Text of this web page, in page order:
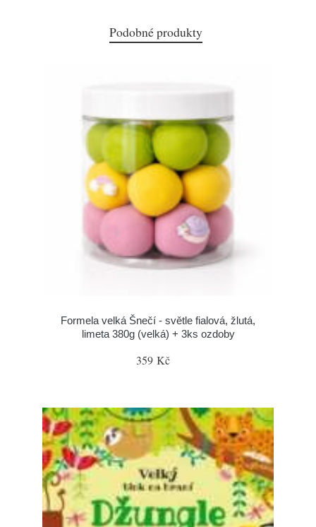
Podobné produkty
Formela velká Šnečí - světle fialová, žlutá,
limeta 380g (velká) + 3ks ozdoby
359 Kč